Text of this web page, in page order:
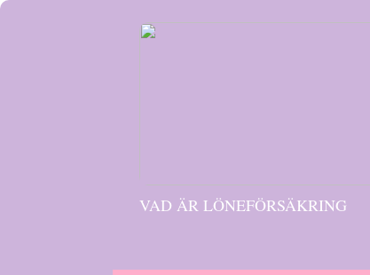
VAD ÄR LÖNEFÖRSÄKRING